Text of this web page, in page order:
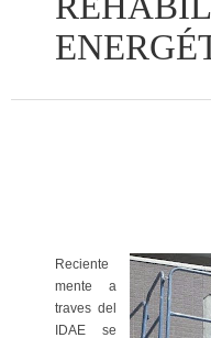
Reciente
mente a
traves del
IDAE se